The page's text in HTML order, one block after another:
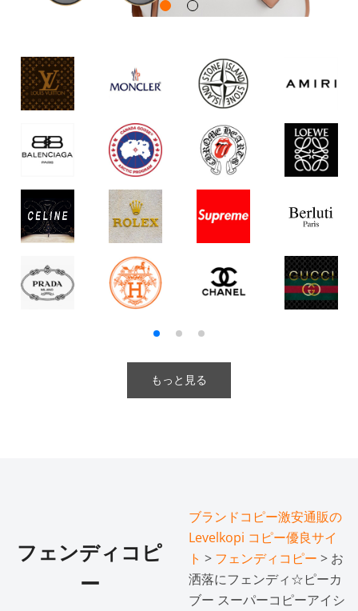
もっと見る
フェンディコピ
ー
ブランドコピー激安通販の
Levelkopi コピー優良サイ
ト > フェンディコピー > お
洒落にフェンディ☆ピーカ
ブー スーパーコピーアイシ